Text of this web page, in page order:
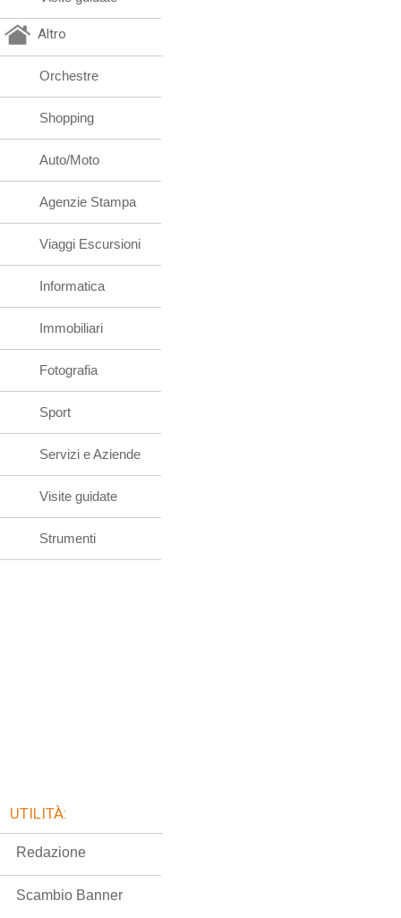
Altro
Orchestre
Shopping
Auto/Moto
Agenzie Stampa
Viaggi Escursioni
Informatica
Immobiliari
Fotografia
Sport
Servizi e Aziende
Visite guidate
Strumenti
UTILITÀ:
Redazione
Scambio Banner